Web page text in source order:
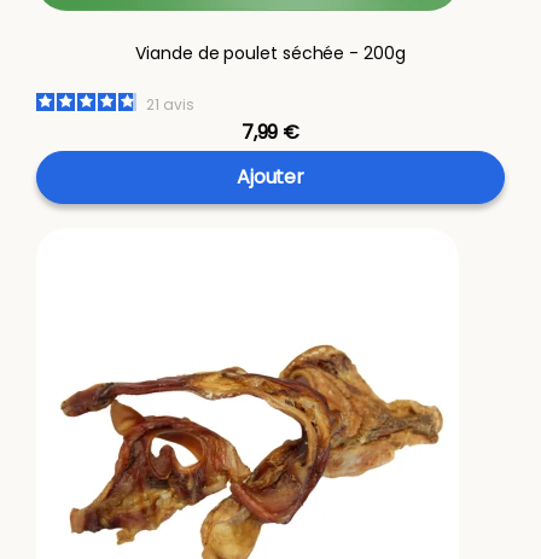
Viande de poulet séchée - 200g
21 avis
7,99 €
Ajouter